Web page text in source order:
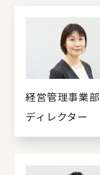
経営管理事業部
ディレクター